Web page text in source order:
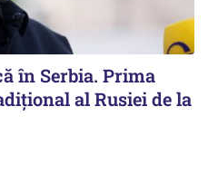
în Serbia. Prima
al Rusiei de la